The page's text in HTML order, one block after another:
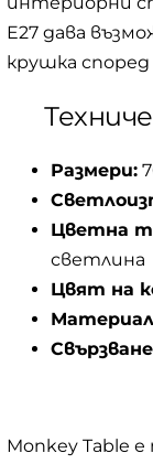
E27 дава
крушка
Размери:
Цветна
светлина
Цвят на
Monkey Table